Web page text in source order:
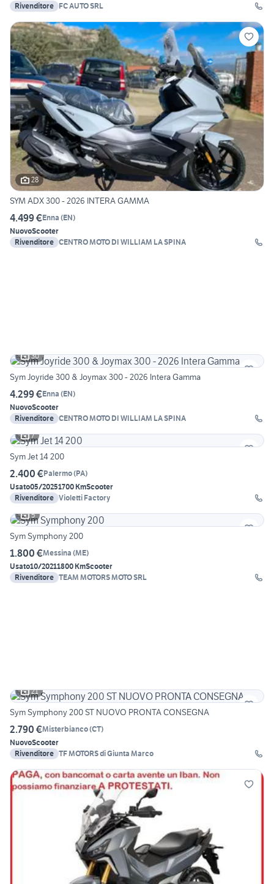
Rivenditore FC AUTO SRL
28
SYM ADX 300 - 2026 INTERA GAMMA
4.499 €Enna (EN)
NuovoScooter
Rivenditore CENTRO MOTO DI WILLIAM LA SPINA
30
Sym Joyride 300 & Joymax 300 - 2026 Intera Gamma
4.299 €Enna (EN)
NuovoScooter
Rivenditore CENTRO MOTO DI WILLIAM LA SPINA
7
Sym Jet 14 200
2.400 €Palermo(PA)
Usato05/20251700 KmScooter
Rivenditore Violetti Factory
5
Sym Symphony 200
1.800 €Messina (ME)
Usato10/20211800 KmScooter
Rivenditore TEAM MOTORS MOTO SRL
21
Sym Symphony 200 ST NUOVO PRONTA CONSEGNA
2.790 €Misterbianco(CT)
NuovoScooter
Rivenditore TF MOTORS di Giunta Marco